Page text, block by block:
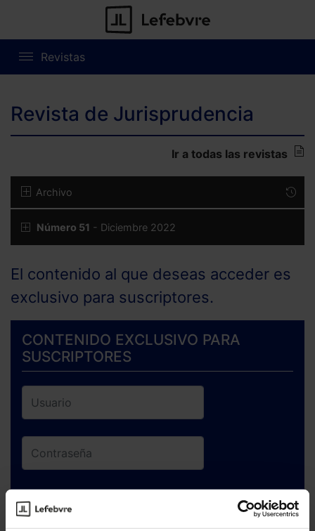
Revistas
Revista de Jurisprudencia
Ir a todas las revistas
Archivo
Número 51 - Diciembre 2022
El contenido al que deseas acceder es
exclusivo para suscriptores.
CONTENIDO EXCLUSIVO PARA
SUSCRIPTORES
ENTRAR